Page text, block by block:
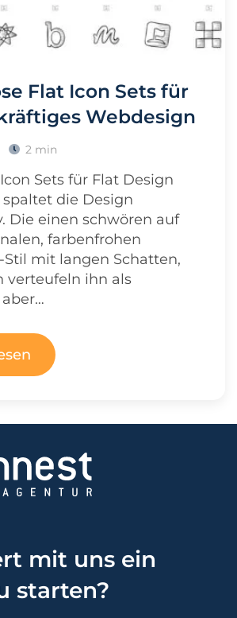
Flat Icon Sets für
Webdesign
2 min
Sets für Flat Design
die Design
Die einen schwören auf
farbenfrohen
mit langen Schatten,
verteufeln ihn als
mit uns ein
starten?